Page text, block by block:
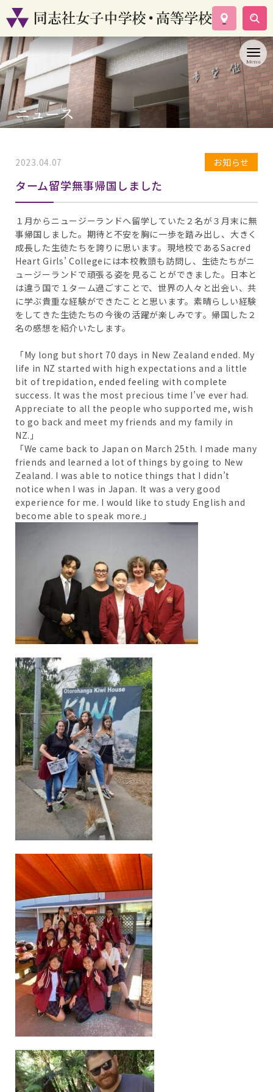
学校案内
コース紹介
学校生活
入試情報
資料請求
ニュース
2023.04.07 お知らせ
ターム留学無事帰国しました
１月からニュージーランドへ留学していた２名が３月末に無
事帰国しました。期待と不安を胸に一歩を踏み出し、大きく
成長した生徒たちを誇りに思います。現地校であるSacred
Heart Girls’ Collegeには本校教頭も訪問し、生徒たちがニ
ュージーランドで頑張る姿を見ることができました。日本と
は違う国で１ターム過ごすことで、世界の人々と出会い、共
に学ぶ貴重な経験ができたことと思います。素晴らしい経験
をしてきた生徒たちの今後の活躍が楽しみです。帰国した２
名の感想を紹介いたします。
「My long but short 70 days in New Zealand ended. My
life in NZ started with high expectations and a little
bit of trepidation, ended feeling with complete
success. It was the most precious time I’ve ever had.
Appreciate to all the people who supported me, wish
to go back and meet my friends and my family in
NZ.」
「We came back to Japan on March 25th. I made many
friends and learned a lot of things by going to New
Zealand. I was able to notice things that I didn’t
notice when I was in Japan. It was a very good
experience for me. I would like to study English and
become able to speak more.」